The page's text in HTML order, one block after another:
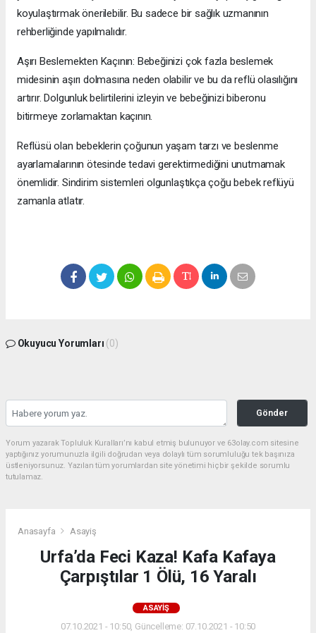
koyulaştırmak önerilebilir. Bu sadece bir sağlık uzmanının
rehberliğinde yapılmalıdır.
Aşırı Beslemekten Kaçının: Bebeğinizi çok fazla beslemek
midesinin aşırı dolmasına neden olabilir ve bu da reflü olasılığını
artırır. Dolgunluk belirtilerini izleyin ve bebeğinizi biberonu
bitirmeye zorlamaktan kaçının.
Reflüsü olan bebeklerin çoğunun yaşam tarzı ve beslenme
ayarlamalarının ötesinde tedavi gerektirmediğini unutmamak
önemlidir. Sindirim sistemleri olgunlaştıkça çoğu bebek reflüyü
zamanla atlatır.
Okuyucu Yorumları (0)
Gönder
Yorum yazarak Topluluk Kuralları’nı kabul etmiş bulunuyor ve 63olay.com sitesine
yaptığınız yorumunuzla ilgili doğrudan veya dolaylı tüm sorumluluğu tek başınıza
üstleniyorsunuz. Yazılan tüm yorumlardan site yönetimi hiçbir şekilde sorumlu
tutulamaz.
Anasayfa Asayiş
Urfa’da Feci Kaza! Kafa Kafaya
Çarpıştılar 1 Ölü, 16 Yaralı
ASAYIŞ
07.10.2021 - 10:50, Güncelleme: 07.10.2021 - 10:50